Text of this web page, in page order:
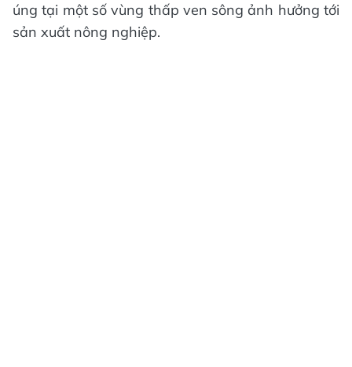
úng tại một số vùng thấp ven sông ảnh hưởng tới
sản xuất nông nghiệp.